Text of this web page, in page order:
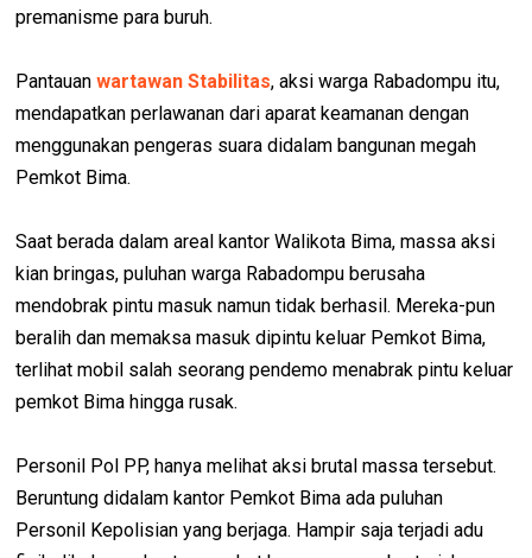
premanisme para buruh.
Pantauanwartawan Stabilitas, aksi warga Rabadompu itu,
mendapatkan perlawanan dari aparat keamanan dengan
menggunakan pengeras suara didalam bangunan megah
Pemkot Bima.
Saat berada dalam areal kantor Walikota Bima, massa aksi
kian bringas, puluhan warga Rabadompu berusaha
mendobrak pintu masuk namun tidak berhasil. Mereka-pun
beralih dan memaksa masuk dipintu keluar Pemkot Bima,
terlihat mobil salah seorang pendemo menabrak pintu keluar
pemkot Bima hingga rusak.
Personil Pol PP, hanya melihat aksi brutal massa tersebut.
Beruntung didalam kantor Pemkot Bima ada puluhan
Personil Kepolisian yang berjaga. Hampir saja terjadi adu